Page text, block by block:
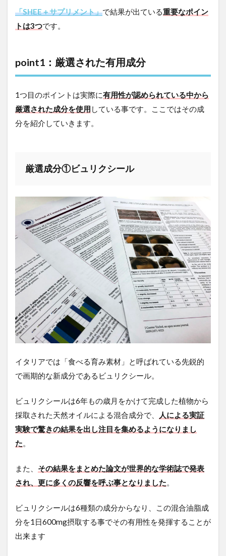
「SHEE＋サプリメント」で結果が出ている重要なポイン
トは3つです。
point1：厳選された有用成分
1つ目のポイントは実際に有用性が認められている中から
厳選された成分を使用 している事です。ここではその成
分を紹介していきます。
厳選成分①ビュリクシール
イタリアでは「食べる育み素材」と呼ばれている先鋭的
で画期的な新成分であるビュリクシール。
ビュリクシールは6年もの歳月をかけて完成した植物から
採取された天然オイルによる混合成分で、
人による実証
実験で驚きの結果を出し注目を集めるようになりまし
た。
また、 その結果をまとめた論文が世界的な学術誌で発表
され、更に多くの反響を呼ぶ事となりました。
ビュリクシールは6種類の成分からなり、この混合油脂成
分を1日600mg摂取する事でその有用性を発揮することが
出来ます